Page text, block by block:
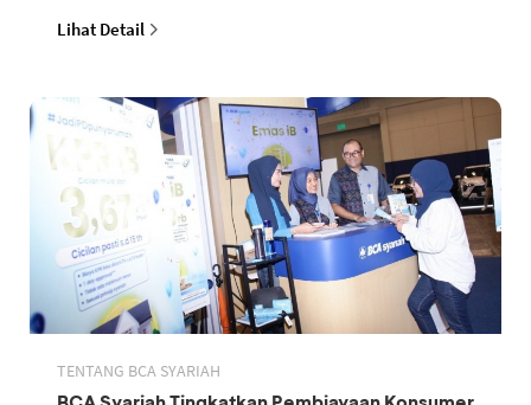
Lihat Detail
TENTANG BCA SYARIAH